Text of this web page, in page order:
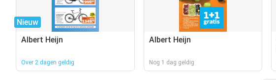
Nieuw
Albert Heijn
Over 2 dagen geldig
Albert Heijn
Nog 1 dag geldig